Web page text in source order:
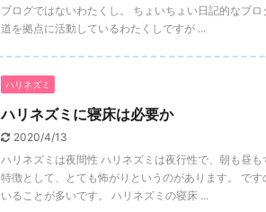
ブログではないわたくし。 ちょいちょい日記的なブ
道を拠点に活動しているわたくしですが ...
ハリネズミ
ハリネズミに寝床は必要か
2020/4/13
ハリネズミは夜間性 ハリネズミは夜行性で、朝も昼
特徴として、とても怖がりというのがあります。 で
いることが多いです。 ハリネズミの寝床 ...